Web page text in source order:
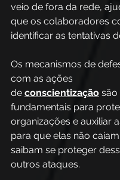
veio de fora da rede,
que os colaboradores
identificar as tentativas
Os mecanismos de
com as ações
de conscientização são
fundamentais para
organizações e auxiliar
para que elas não
saibam se proteger
outros ataques.